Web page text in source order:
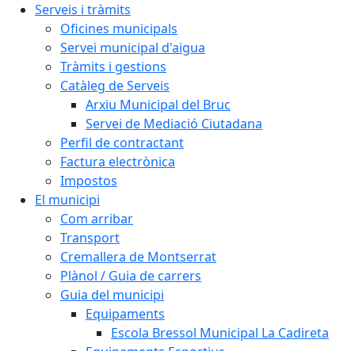
Serveis i tràmits
Oficines municipals
Servei municipal d'aigua
Tràmits i gestions
Catàleg de Serveis
Arxiu Municipal del Bruc
Servei de Mediació Ciutadana
Perfil de contractant
Factura electrònica
Impostos
El municipi
Com arribar
Transport
Cremallera de Montserrat
Plànol / Guia de carrers
Guia del municipi
Equipaments
Escola Bressol Municipal La Cadireta